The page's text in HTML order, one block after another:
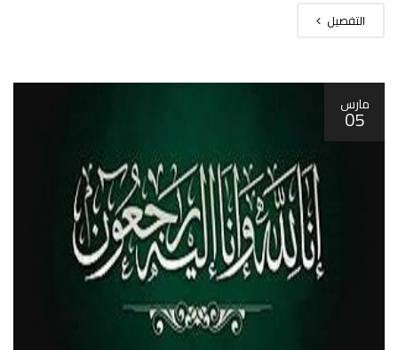
التفصيل
مارس
05